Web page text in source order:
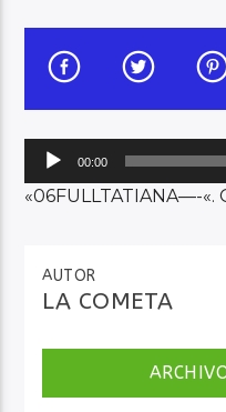
Audio en
Reproductor
audio
00:00
«06FULLTATIANA—-«.
AUTOR
LA COMETA